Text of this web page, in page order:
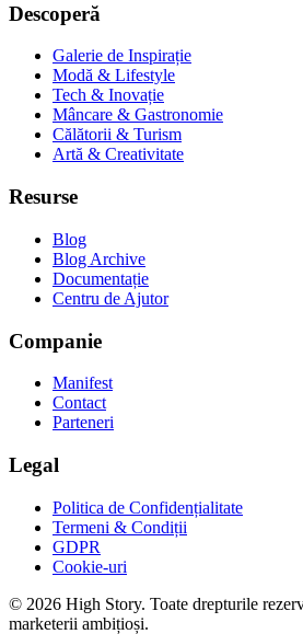
Descoperă
Galerie de Inspirație
Modă & Lifestyle
Tech & Inovație
Mâncare & Gastronomie
Călătorii & Turism
Artă & Creativitate
Resurse
Blog
Blog Archive
Documentație
Centru de Ajutor
Companie
Manifest
Contact
Parteneri
Legal
Politica de Confidențialitate
Termeni & Condiții
GDPR
Cookie-uri
© 2026 High Story. Toate drepturile
marketerii ambițioși.